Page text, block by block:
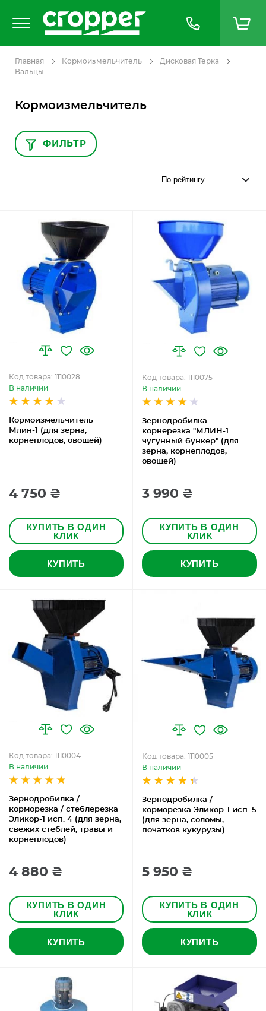
Главная Кормоизмельчитель
Дисковая Терка
Вальцы
Кормоизмельчитель
Кормоизмельчитель
Млин-1 (для зерна,
корнеплодов, овощей)
Код товара: 1110028
В наличии
4 750 ₴
КУПИТЬ В ОДИН
КЛИК
КУПИТЬ
Зернодробилка-
корнерезка "МЛИН-1
чугунный бункер" (для
зерна, корнеплодов,
овощей)
Код товара: 1110075
В наличии
3 990 ₴
КУПИТЬ В ОДИН
КЛИК
КУПИТЬ
Зернодробилка /
корморезка / стеблерезка
Эликор-1 исп. 4 (для зерна,
свежих стеблей, травы и
корнеплодов)
Код товара: 1110004
В наличии
4 880 ₴
КУПИТЬ В ОДИН
КЛИК
КУПИТЬ
Зернодробилка /
корморезка Эликор-1 исп. 5
(для зерна, соломы,
початков кукурузы)
Код товара: 1110005
В наличии
5 950 ₴
КУПИТЬ В ОДИН
КЛИК
КУПИТЬ
ФИЛЬТР